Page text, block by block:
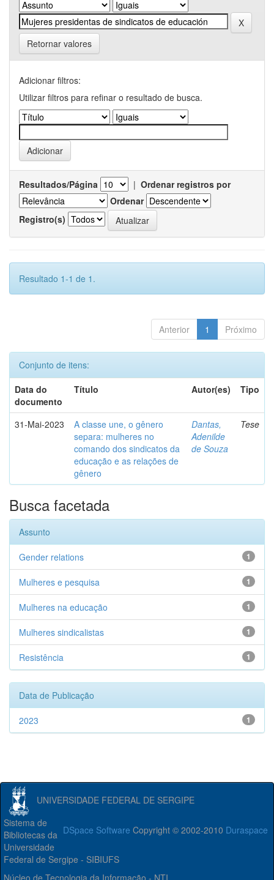
Retornar valores
Adicionar filtros:
Utilizar filtros para refinar o resultado de busca.
Resultados/Página | Ordenar registros por
Ordenar
Registro(s)
Resultado 1-1 de 1.
Anterior 1 Próximo
Conjunto de itens:
Data do
documento
Título Autor(es) Tipo
31-Mai-2023
A classe une, o gênero
separa: mulheres no
comando dos sindicatos da
educação e as relações de
gênero
Dantas,
Adenilde
de Souza
Tese
Busca facetada
Assunto
1
Gender relations
1
Mulheres e pesquisa
1
Mulheres na educação
1
Mulheres sindicalistas
1
Resistência
Data de Publicação
1
2023
UNIVERSIDADE FEDERAL DE SERGIPE
DSpace Software Copyright © 2002-2010 Duraspace
Sistema de
Bibliotecas da
Universidade
Federal de Sergipe - SIBIUFS
Núcleo de Tecnologia da Informação - NTI